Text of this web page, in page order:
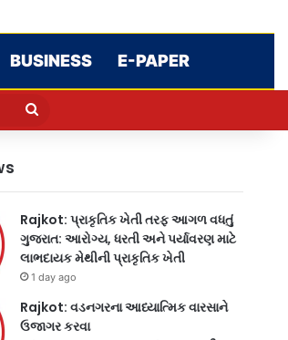
BUSINESS E-PAPER
Search
Rajkot: પ્રાકૃતિક ખેતી તરફ આગળ વધતું
ગુજરાત: આરોગ્ય, ધરતી અને પર્યાવરણ માટે
લાભદાયક મેથીની પ્રાકૃતિક ખેતી
1 day ago
Rajkot: વડનગરના આધ્યાત્મિક વારસાને
ઉજાગર કરવા